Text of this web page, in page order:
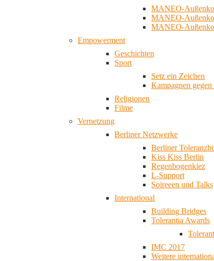
MANEO-
MANEO-
MANEO-
Empowerment
Geschichten
Sport
Setz ein Zeichen
Kampagnen
Religionen
Filme
Vernetzung
Berliner Netzwerke
Berliner
Kiss Kiss Berlin
Regenbogenkiez
L-Support
Soireeen und Talks
International
Building Bridges
Tolerantia Awards
IMC 2017
Weitere